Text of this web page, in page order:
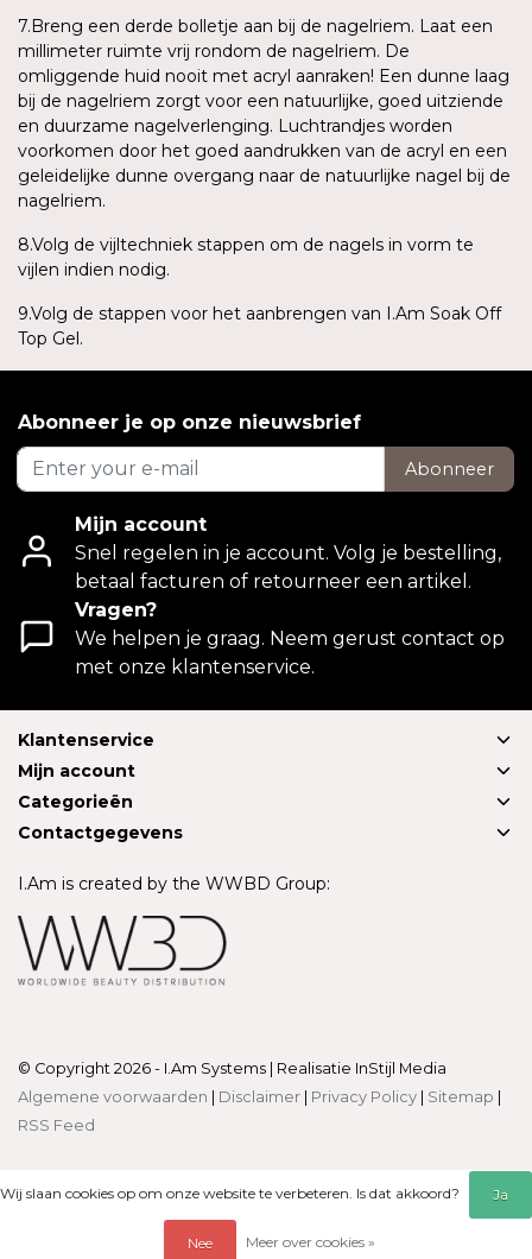
7.Breng een derde bolletje aan bij de nagelriem. Laat een
millimeter ruimte vrij rondom de nagelriem. De
omliggende huid nooit met acryl aanraken! Een dunne laag
bij de nagelriem zorgt voor een natuurlijke, goed uitziende
en duurzame nagelverlenging. Luchtrandjes worden
voorkomen door het goed aandrukken van de acryl en een
geleidelijke dunne overgang naar de natuurlijke nagel bij de
nagelriem.
8.Volg de vijltechniek stappen om de nagels in vorm te
vijlen indien nodig.
9.Volg de stappen voor het aanbrengen van I.Am Soak Off
Top Gel.
Abonneer je op onze nieuwsbrief
Abonneer
Mijn account
Snel regelen in je account. Volg je bestelling,
betaal facturen of retourneer een artikel.
Vragen?
We helpen je graag. Neem gerust contact op
met onze klantenservice.
Klantenservice
Mijn account
Categorieën
Contactgegevens
I.Am is created by the WWBD Group:
© Copyright 2026 - I.Am Systems | Realisatie InStijl Media
Algemene voorwaarden
Disclaimer Privacy Policy Sitemap
RSS Feed
Wij slaan cookies op om onze website te verbeteren. Is dat akkoord? Ja
Nee Meer over cookies »